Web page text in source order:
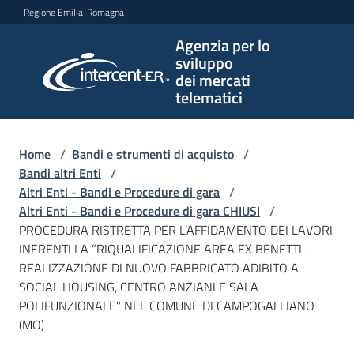
Vai al contenuto
Vai alla navigazione
Vai al footer
Regione Emilia-Romagna
Agenzia per lo
sviluppo
dei mercati
telematici
per lo
sviluppo
telematici
L'Agenzia
Bandi
e
strumenti
Home / Bandi e strumenti di acquisto /
Bandi altri Enti /
Altri Enti - Bandi e Procedure di gara /
Altri Enti - Bandi e Procedure di gara CHIUSI /
PROCEDURA RISTRETTA PER L’AFFIDAMENTO DEI LAVORI
INERENTI LA “RIQUALIFICAZIONE AREA EX BENETTI -
REALIZZAZIONE DI NUOVO FABBRICATO ADIBITO A
SOCIAL HOUSING, CENTRO ANZIANI E SALA
POLIFUNZIONALE" NEL COMUNE DI CAMPOGALLIANO
(MO)